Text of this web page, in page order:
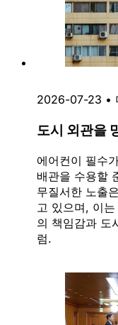
2026-07-23 •
도시 외관을
에어컨이 필수
배관을 수용할
무질서한 노출
고 있으며, 이
의 책임감과 도
럼.